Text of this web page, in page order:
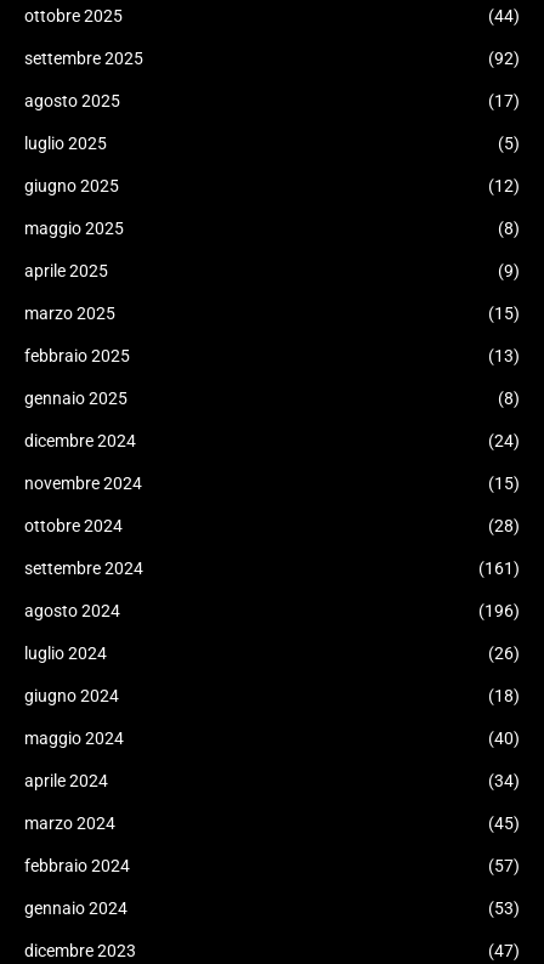
ottobre 2025 (44)
settembre 2025 (92)
agosto 2025 (17)
luglio 2025 (5)
giugno 2025 (12)
maggio 2025 (8)
aprile 2025 (9)
marzo 2025 (15)
febbraio 2025 (13)
gennaio 2025 (8)
dicembre 2024 (24)
novembre 2024 (15)
ottobre 2024 (28)
settembre 2024 (161)
agosto 2024 (196)
luglio 2024 (26)
giugno 2024 (18)
maggio 2024 (40)
aprile 2024 (34)
marzo 2024 (45)
febbraio 2024 (57)
gennaio 2024 (53)
dicembre 2023 (47)